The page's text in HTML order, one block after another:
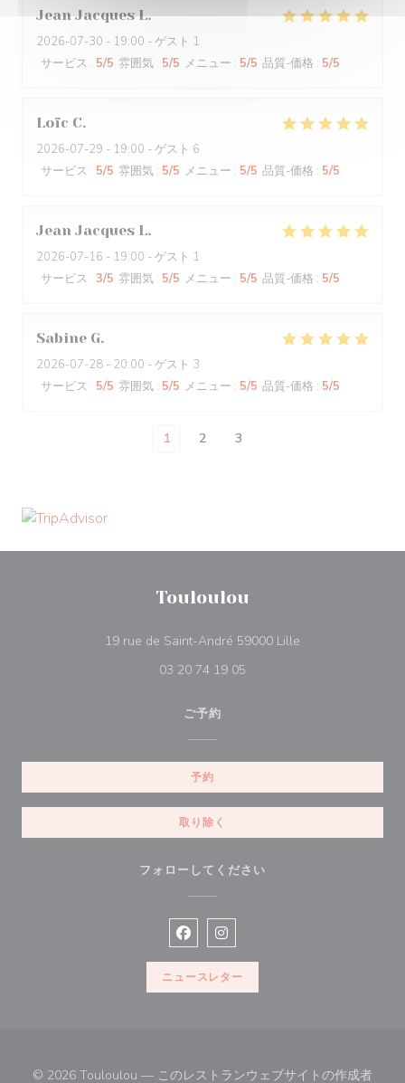
Jean Jacques L
2026-07-30 - 19:00 - ゲスト 1
サービス : 5/5 雰囲気 : 5/5 メニュー : 5/5 品質-価格 : 5/5
Loïc C
2026-07-29 - 19:00 - ゲスト 6
サービス : 5/5 雰囲気 : 5/5 メニュー : 5/5 品質-価格 : 5/5
Jean Jacques L
2026-07-16 - 19:00 - ゲスト 1
サービス : 3/5 雰囲気 : 5/5 メニュー : 5/5 品質-価格 : 5/5
Sabine G
2026-07-28 - 20:00 - ゲスト 3
サービス : 5/5 雰囲気 : 5/5 メニュー : 5/5 品質-価格 : 5/5
1 2 3
Touloulou
19 rue de Saint-André 59000 Lille
03 20 74 19 05
ご予約
予約
取り除く
フォローしてください
Facebook ((新しいウィンドウで
Instagram ((新しいウィンド
ニュースレター
© 2026 Touloulou — このレストランウェブサイトの作成者